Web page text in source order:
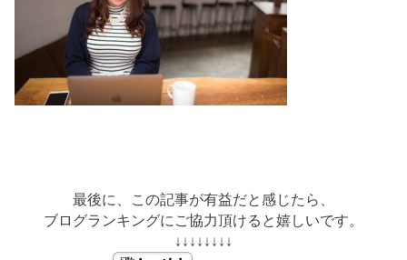
最後に、この記事が有益だと感じたら、
ブログランキングにご協力頂けると嬉しいです。
↓↓↓↓↓↓↓↓